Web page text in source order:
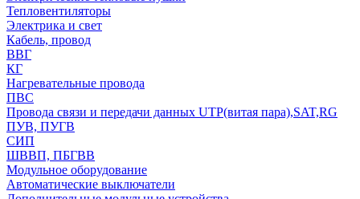
Тепловентиляторы
Электрика и свет
Кабель, провод
ВВГ
КГ
Нагревательные провода
ПВС
Провода связи и передачи данных UTP(витая пара),SAT,RG
ПУВ, ПУГВ
СИП
ШВВП, ПБГВВ
Модульное оборудование
Автоматические выключатели